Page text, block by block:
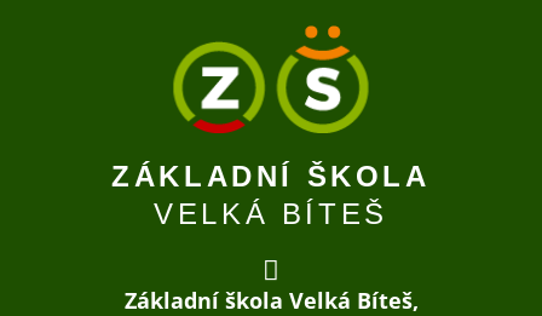
ZÁKLADNÍ ŠKOLA
VELKÁ BÍTEŠ
Základní škola Velká Bíteš,